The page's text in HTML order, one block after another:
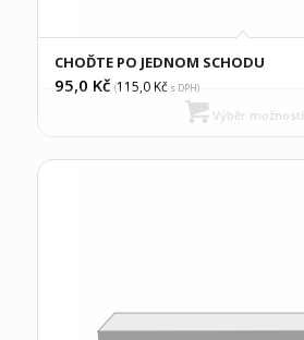
CHOĎTE PO JEDNOM SCHODU
95,0 Kč (115,0Kčs DPH)
Výběr možností